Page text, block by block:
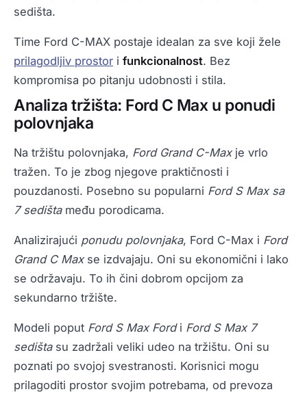
sedišta.
Time Ford C-MAX postaje idealan za sve koji žele
prilagodljiv prostor i funkcionalnost. Bez
kompromisa po pitanju udobnosti i stila.
Analiza tržišta: Ford C Max u ponudi
polovnjaka
Na tržištu polovnjaka, Ford Grand C-Maxje vrlo
tražen. To je zbog njegove praktičnosti i
pouzdanosti. Posebno su popularni Ford S Max sa
7 sedištameđu porodicama.
Analizirajući ponudu polovnjaka, Ford C-Max i Ford
Grand C Maxse izdvajaju. Oni su ekonomični i lako
se održavaju. To ih čini dobrom opcijom za
sekundarno tržište.
Modeli poput Ford S Max Fordi Ford S Max 7
sedištasu zadržali veliki udeo na tržištu. Oni su
poznati po svojoj svestranosti. Korisnici mogu
prilagoditi prostor svojim potrebama, od prevoza